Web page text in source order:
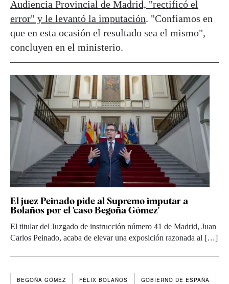
Audiencia Provincial de Madrid, "rectificó el
error" y le levantó la imputación. "Confiamos en
que en esta ocasión el resultado sea el mismo",
concluyen en el ministerio.
El juez Peinado pide al Supremo imputar a
Bolaños por el 'caso Begoña Gómez'
El titular del Juzgado de instrucción número 41 de Madrid, Juan
Carlos Peinado, acaba de elevar una exposición razonada al […]
BEGOÑA GÓMEZ FÉLIX BOLAÑOS
GOBIERNO DE ESPAÑA